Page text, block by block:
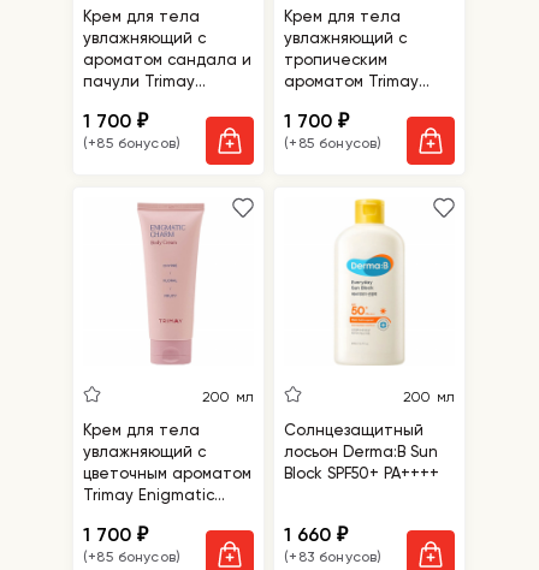
Крем для тела
увлажняющий с
ароматом сандала и
пачули Trimay
Cream
1 700₽
(+85 бонусов)
Крем для тела
увлажняющий с
тропическим
ароматом Trimay
Body Cream
1 700₽
(+85 бонусов)
200 мл
Крем для тела
увлажняющий с
цветочным ароматом
Trimay Enigmatic
1 700₽
(+85 бонусов)
200 мл
Солнцезащитный
лосьон Derma:B Sun
Block SPF50+ PA++++
1 660₽
(+83 бонусов)